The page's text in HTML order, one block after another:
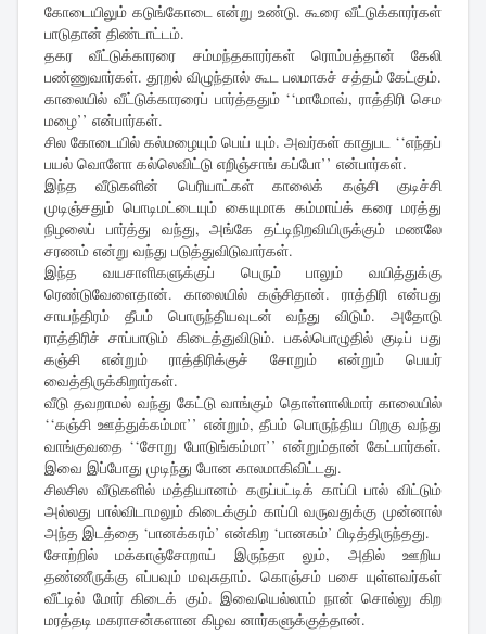
கோடையிலும் கடுங்கோடை என்று உண்டு. கூரை வீட்டுக்காரர்கள்
பாடுதான் திண்டாட்டம்.
தகர வீட்டுக்காரரை சம்மந்தகாரர்கள் ரொம்பத்தான் கேலி
பண்ணுவார்கள். தூறல் விழுந்தால் கூட பலமாகச் சத்தம் கேட்கும்.
காலையில் வீட்டுக்காரரைப் பார்த்ததும் ‘‘மாமோவ், ராத்திரி செம
மழை’’ என்பார்கள்.
சில கோடையில் கல்மழையும் பெய் யும். அவர்கள் காதுபட ‘‘எந்தப்
பயல் வொளோ கல்லெவிட்டு எறிஞ்சாங் கப்போ’’ என்பார்கள்.
இந்த வீடுகளின் பெரியாட்கள் காலைக் கஞ்சி குடிச்சி
முடிஞ்சதும் பொடிமட்டையும் கையுமாக கம்மாய்க் கரை மரத்து
நிழலைப் பார்த்து வந்து, அங்கே தட்டிநிறவியிருக்கும் மணலே
சரணம் என்று வந்து படுத்துவிடுவார்கள்.
இந்த வயசாளிகளுக்குப் பெரும் பாலும் வயித்துக்கு
ரெண்டுவேளைதான். காலையில் கஞ்சிதான். ராத்திரி என்பது
சாயந்திரம் தீபம் பொருந்தியவுடன் வந்து விடும். அதோடு
ராத்திரிச் சாப்பாடும் கிடைத்துவிடும். பகல்பொழுதில் குடிப் பது
கஞ்சி என்றும் ராத்திரிக்குச் சோறும் என்றும் பெயர்
வைத்திருக்கிறார்கள்.
வீடு தவறாமல் வந்து கேட்டு வாங்கும் தொள்ளாலிமார் காலையில்
‘‘கஞ்சி ஊத்துக்கம்மா’’ என்றும், தீபம் பொருந்திய பிறகு வந்து
வாங்குவதை ‘‘சோறு போடுங்கம்மா’’ என்றும்தான் கேட்பார்கள்.
இவை இப்போது முடிந்து போன காலமாகிவிட்டது.
சிலசில வீடுகளில் மத்தியானம் கருப்பட்டிக் காப்பி பால் விட்டும்
அல்லது பால்விடாமலும் கிடைக்கும் காப்பி வருவதுக்கு முன்னால்
அந்த இடத்தை ‘பானக்கரம்’ என்கிற ‘பானகம்’ பிடித்திருந்தது.
சோற்றில் மக்காஞ்சோறாய் இருந்தா லும், அதில் ஊறிய
தண்ணீருக்கு எப்பவும் மவுசுதாம். கொஞ்சம் பசை யுள்ளவர்கள்
வீட்டில் மோர் கிடைக் கும். இவையெல்லாம் நான் சொல்லு கிற
மரத்தடி மகராசன்களான கிழவ னார்களுக்குத்தான்.